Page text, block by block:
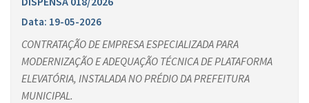
Data: 19-05-2026
CONTRATAÇÃO DE EMPRESA ESPECIALIZADA PARA
MODERNIZAÇÃO E ADEQUAÇÃO TÉCNICA DE PLATAFORMA
ELEVATÓRIA, INSTALADA NO PRÉDIO DA PREFEITURA
MUNICIPAL.